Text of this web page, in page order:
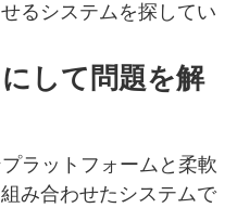
るシステムを探してい
して問題を解
ラットフォームと柔軟
み合わせたシステムで